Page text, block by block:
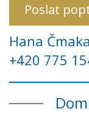
Poslat
Hana
+420 775